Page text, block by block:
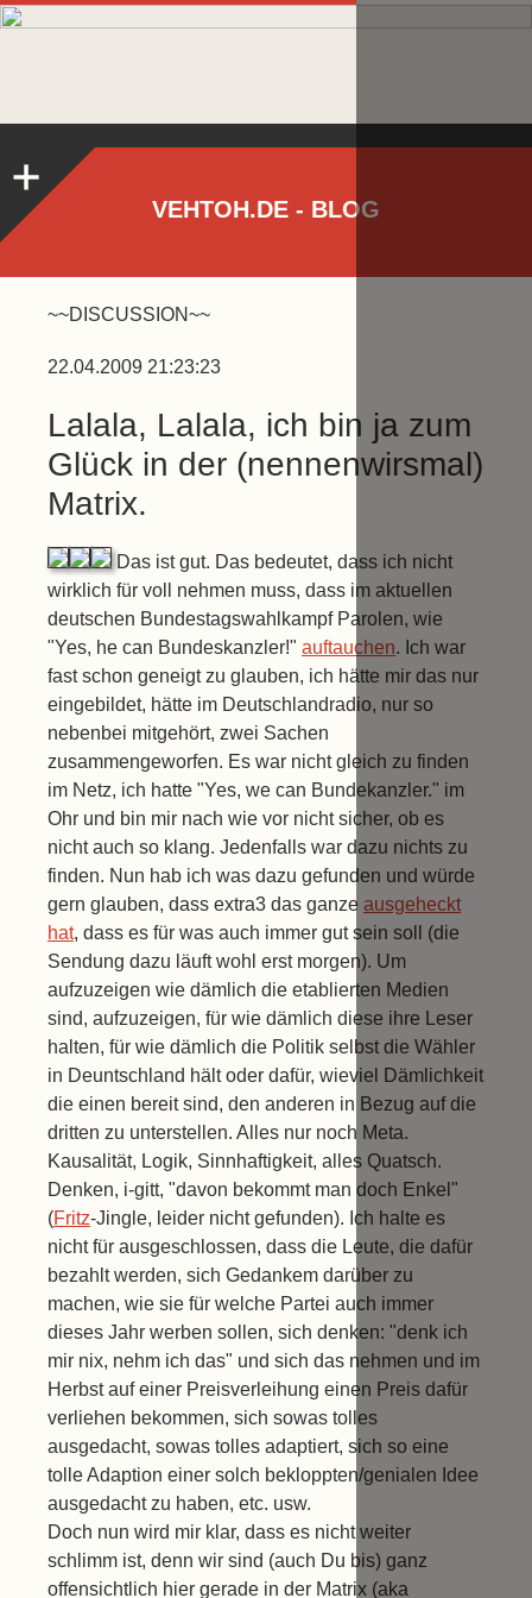
VEHTOH.DE - BLOG
~~DISCUSSION~~
22.04.2009 21:23:23
Lalala, Lalala, ich bin ja zum
Glück in der (nennenwirsmal)
Matrix.
Das ist gut. Das bedeutet, dass ich nicht
wirklich für voll nehmen muss, dass im aktuellen
deutschen Bundestagswahlkampf Parolen, wie
"Yes, he can Bundeskanzler!" auftauchen. Ich war
fast schon geneigt zu glauben, ich hätte mir das nur
eingebildet, hätte im Deutschlandradio, nur so
nebenbei mitgehört, zwei Sachen
zusammengeworfen. Es war nicht gleich zu finden
im Netz, ich hatte "Yes, we can Bundekanzler." im
Ohr und bin mir nach wie vor nicht sicher, ob es
nicht auch so klang. Jedenfalls war dazu nichts zu
finden. Nun hab ich was dazu gefunden und würde
gern glauben, dass extra3 das ganze ausgeheckt
hat, dass es für was auch immer gut sein soll (die
Sendung dazu läuft wohl erst morgen). Um
aufzuzeigen wie dämlich die etablierten Medien
sind, aufzuzeigen, für wie dämlich diese ihre Leser
halten, für wie dämlich die Politik selbst die Wähler
in Deuntschland hält oder dafür, wieviel Dämlichkeit
die einen bereit sind, den anderen in Bezug auf die
dritten zu unterstellen. Alles nur noch Meta.
Kausalität, Logik, Sinnhaftigkeit, alles Quatsch.
Denken, i-gitt, "davon bekommt man doch Enkel"
(Fritz-Jingle, leider nicht gefunden). Ich halte es
nicht für ausgeschlossen, dass die Leute, die dafür
bezahlt werden, sich Gedankem darüber zu
machen, wie sie für welche Partei auch immer
dieses Jahr werben sollen, sich denken: "denk ich
mir nix, nehm ich das" und sich das nehmen und im
Herbst auf einer Preisverleihung einen Preis dafür
verliehen bekommen, sich sowas tolles
ausgedacht, sowas tolles adaptiert, sich so eine
tolle Adaption einer solch bekloppten/genialen Idee
ausgedacht zu haben, etc. usw.
Doch nun wird mir klar, dass es nicht weiter
schlimm ist, denn wir sind (auch Du bis) ganz
offensichtlich hier gerade in der Matrix (aka